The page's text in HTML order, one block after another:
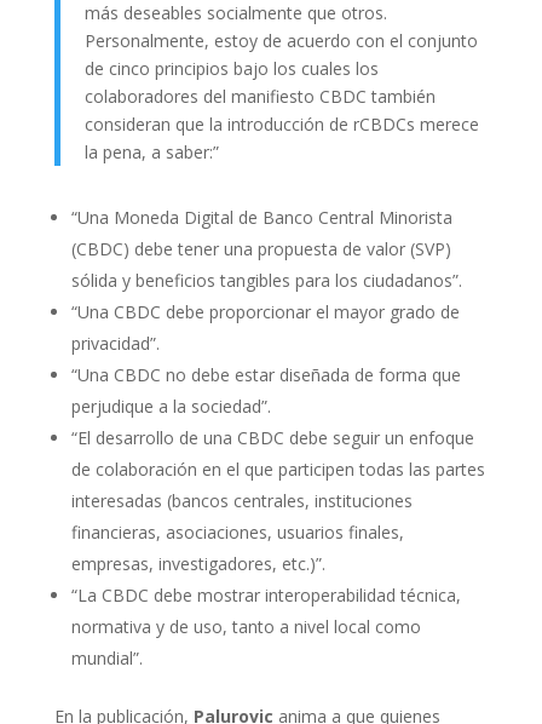
más deseables socialmente que otros.
Personalmente, estoy de acuerdo con el conjunto
de cinco principios bajo los cuales los
colaboradores del manifiesto CBDC también
consideran que la introducción de rCBDCs merece
la pena, a saber:”
“Una Moneda Digital de Banco Central Minorista
(CBDC) debe tener una propuesta de valor (SVP)
sólida y beneficios tangibles para los ciudadanos”.
“Una CBDC debe proporcionar el mayor grado de
privacidad”.
“Una CBDC no debe estar diseñada de forma que
perjudique a la sociedad”.
“El desarrollo de una CBDC debe seguir un enfoque
de colaboración en el que participen todas las partes
interesadas (bancos centrales, instituciones
financieras, asociaciones, usuarios finales,
empresas, investigadores, etc.)”.
“La CBDC debe mostrar interoperabilidad técnica,
normativa y de uso, tanto a nivel local como
mundial”.
En la publicación, Palurovic anima a que quienes